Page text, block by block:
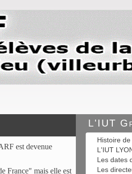
est devenue
France" mais elle est
L'IUT
Histoire
L'IUT
Les dates
Les